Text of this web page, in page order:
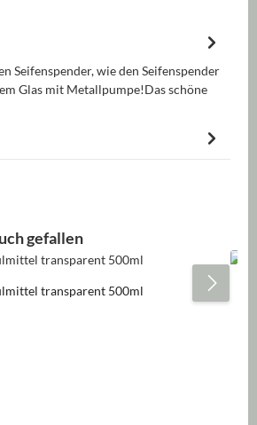
Seifenspender, wie den Seifenspender
Glas mit Metallpumpe!Das schöne
gefallen
transparent 500ml